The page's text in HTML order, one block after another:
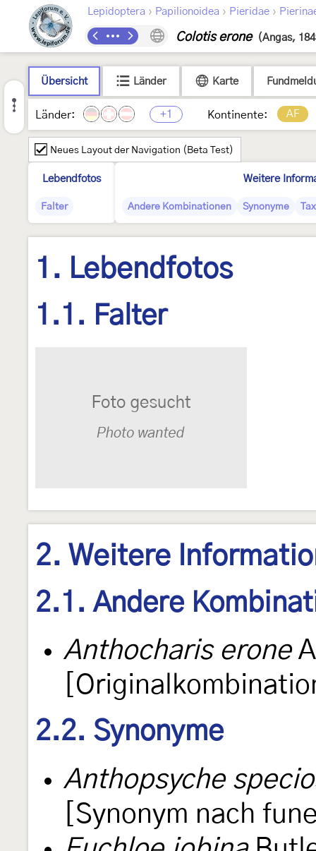
Lepidoptera › Papilionoidea › Pieridae ›
Colotis erone (Angas,
Übersicht Länder Karte
Länder: +1 Kontinente: AF
Neues Layout der Navigation (Beta Test)
Lebendfotos
Falter
Weitere
Andere Kombinationen Synonyme
1. Lebendfotos
1.1. Falter
2. Weitere
2.1. Andere
Anthocharis erone
2.2. Synonyme
Anthopsyche
[Synonym nach